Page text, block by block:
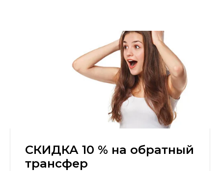
СКИДКА 10 % на обратный
трансфер